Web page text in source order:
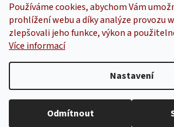
Používáme cookies, abychom Vám
prohlížení webu a díky analýze provozu
zlepšovali jeho funkce, výkon a
Více informací
Nastavení
Odmítnout
Náš příběh
Inspirala